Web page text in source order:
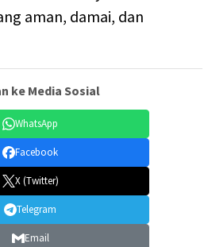
aman, damai, dan
ke Media Sosial
WhatsApp
Facebook
X (Twitter)
Telegram
Email